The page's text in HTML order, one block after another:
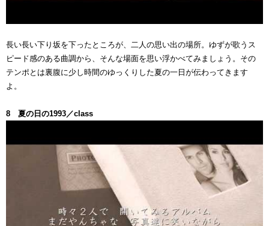
長い長い下り坂を下ったところが、二人の思い出の場所。ゆずが歌うス
ピード感のある曲調から、そんな場面を思い浮かべてみましょう。その
テンポとは裏腹に少し時間のゆっくりした夏の一日が伝わってきます
よ。
8 夏の日の1993／class